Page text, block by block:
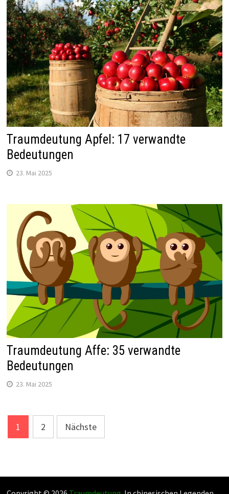
Traumdeutung Apfel: 17 verwandte
Bedeutungen
23. Mai 2025
Traumdeutung Affe: 35 verwandte
Bedeutungen
23. Mai 2025
Beitragsnavigation
1 2 Nächste